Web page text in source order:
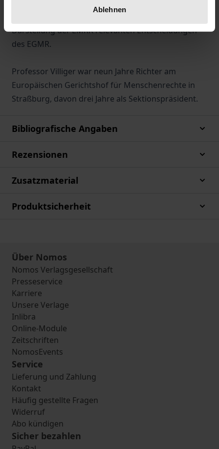
Ablehnen
Darstellung der EMRK relevanten Entscheidungen
des EGMR.
Professor Villiger war neun Jahre Richter am
Europäischen Gerichtshof für Menschenrechte in
Straßburg, davon drei Jahre als Sektionspräsident.
Bibliografische Angaben
Rezensionen
Zusatzmaterial
Produktsicherheit
Über Nomos
Nomos Verlagsgesellschaft
Presseservice
Karriere
Unsere Verlage
Inlibra
Online-Module
Zeitschriften
NomosEvents
Service
Lieferung und Zahlung
Kontakt
Häufig gestellte Fragen
Widerruf
Abo kündigen
Sicher bezahlen